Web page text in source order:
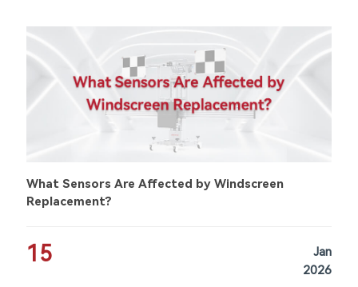
What Sensors Are Affected by Windscreen
Replacement?
15
Jan
2026